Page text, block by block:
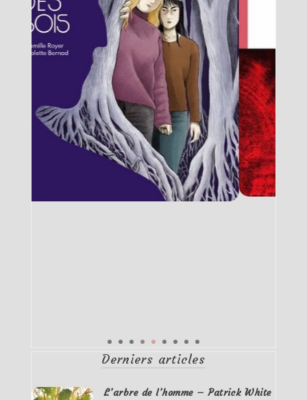
Derniers articles
L’arbre de l’homme – Patrick White